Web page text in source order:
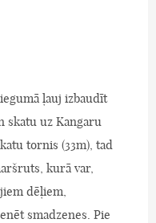
ļauj izbaudīt
skatu uz Kangaru
tornis (33m), tad
kurā var,
dēļiem,
smadzenes. Pie